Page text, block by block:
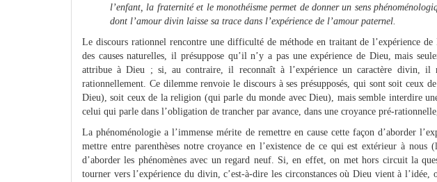
l’enfant, la fraternité et le monothéisme permet de donner un sens
dont l’amour divin laisse sa trace dans l’expérience de l’amour paternel.
Le discours rationnel rencontre une difficulté de méthode en traitant de l’expérience
des causes naturelles, il présuppose qu’il n’y a pas une expérience de Dieu, mais
attribue à Dieu ; si, au contraire, il reconnaît à l’expérience un caractère divin, il
rationnellement. Ce dilemme renvoie le discours à ses présupposés, qui sont soit ceux
Dieu), soit ceux de la religion (qui parle du monde avec Dieu), mais semble interdire
celui qui parle dans l’obligation de trancher par avance, dans une croyance pré-
La phénoménologie a l’immense mérite de remettre en cause cette façon d’aborder
mettre entre parenthèses notre croyance en l’existence de ce qui est extérieur à nous
d’aborder les phénomènes avec un regard neuf. Si, en effet, on met hors circuit la
tourner vers l’expérience du divin, c’est-à-dire les circonstances où Dieu vient à l’idée,